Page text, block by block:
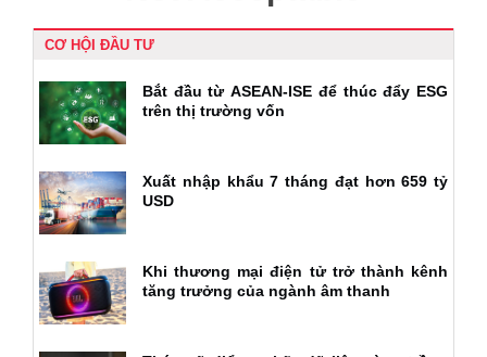
CƠ HỘI ĐẦU TƯ
Bắt đầu từ ASEAN-ISE để thúc đẩy ESG
trên thị trường vốn
Xuất nhập khẩu 7 tháng đạt hơn 659 tỷ
USD
Khi thương mại điện tử trở thành kênh
tăng trưởng của ngành âm thanh